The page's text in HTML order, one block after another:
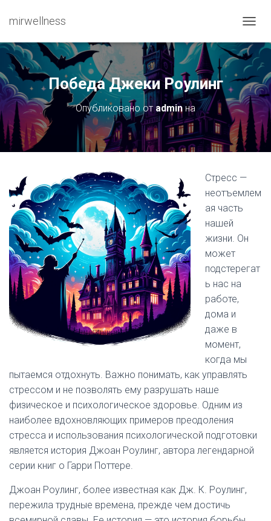
mirwellness
Победа Джеки Роулинг
Опубликовано от admin на
Стресс —
неотъемлем
ая часть
нашей
жизни. Он
может
подстерегат
ь нас на
работе,
дома и
даже в
момент,
когда мы
пытаемся отдохнуть. Важно понимать, как управлять
стрессом и не позволять ему разрушать наше
физическое и психологическое здоровье. Одним из
наиболее вдохновляющих примеров преодоления
стресса и использования психологической подготовки
является история Джоан Роулинг, автора легендарной
серии книг о Гарри Поттере.
Джоан Роулинг, более известная как Дж. К. Роулинг,
пережила трудные времена, прежде чем достичь